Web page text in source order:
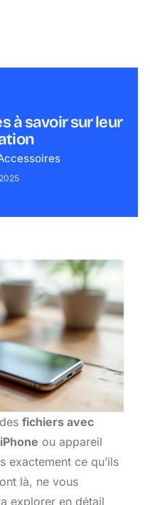
à savoir sur leur
fichiers avec
iPhone ou appareil
exactement ce qu’ils
là, ne vous
explorer en détail